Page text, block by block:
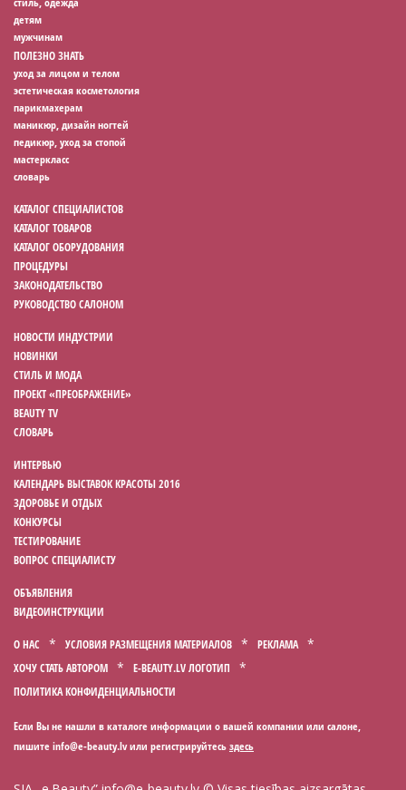
детям
мужчинам
ПОЛЕЗНО ЗНАТЬ
уход за лицом и телом
эстетическая косметология
парикмахерам
маникюр, дизайн ногтей
педикюр, уход за стопой
мастеркласс
словарь
КАТАЛОГ СПЕЦИАЛИСТОВ
КАТАЛОГ ТОВАРОВ
КАТАЛОГ ОБОРУДОВАНИЯ
ПРОЦЕДУРЫ
ЗАКОНОДАТЕЛЬСТВО
РУКОВОДСТВО САЛОНОМ
НОВОСТИ ИНДУСТРИИ
НОВИНКИ
СТИЛЬ И МОДА
ПРОЕКТ «ПРЕОБРАЖЕНИЕ»
BEAUTY TV
СЛОВАРЬ
ИНТЕРВЬЮ
КАЛЕНДАРЬ ВЫСТАВОК КРАСОТЫ 2016
ЗДОРОВЬЕ И ОТДЫХ
КОНКУРСЫ
ТЕСТИРОВАНИЕ
ВОПРОС СПЕЦИАЛИСТУ
ОБЪЯВЛЕНИЯ
ВИДЕОИНСТРУКЦИИ
О НАС УСЛОВИЯ РАЗМЕЩЕНИЯ МАТЕРИАЛОВ
РЕКЛАМА
ХОЧУ СТАТЬ АВТОРОМ
E-BEAUTY.LV ЛОГОТИП
ПОЛИТИКА КОНФИДЕНЦИАЛЬНОСТИ
Если Вы не нашли в каталоге информации о вашей компании или салоне,
пишите
или регистрируйтесьздесь